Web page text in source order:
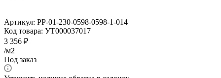
Артикул: PP-01-230-0598-0598-1-014
Код товара: УТ000037017
3 356 ₽
/м2
Под заказ